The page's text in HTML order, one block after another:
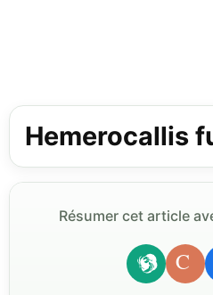
Hemerocallis
Résumer cet article
C